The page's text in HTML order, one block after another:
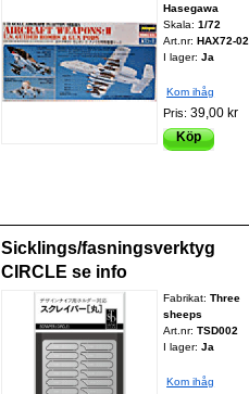
Hasegawa
Skala:1/72
Art.nr:HAX72-02
I lager: Ja
Kom ihåg
Pris:39,00 kr
Köp
Sicklings/fasningsverktyg
CIRCLE se info
Fabrikat:Three
sheeps
Art.nr:TSD002
I lager: Ja
Kom ihåg